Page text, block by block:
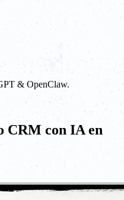
& OpenClaw.
CRM con IA en